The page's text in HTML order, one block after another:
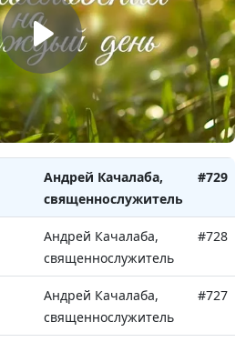
священнослужитель
Андрей Качалаба,
священнослужитель
#731
Андрей Качалаба,
священнослужитель
#730
Андрей Качалаба,
священнослужитель
#729
Андрей Качалаба,
священнослужитель
#728
Андрей Качалаба,
священнослужитель
#727